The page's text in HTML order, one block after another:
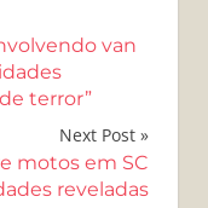
van
terror”
Next Post
motos em SC
reveladas